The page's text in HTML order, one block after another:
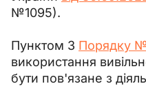
№1095).
Пунктом 3 Порядку
використання
бути пов'язане з